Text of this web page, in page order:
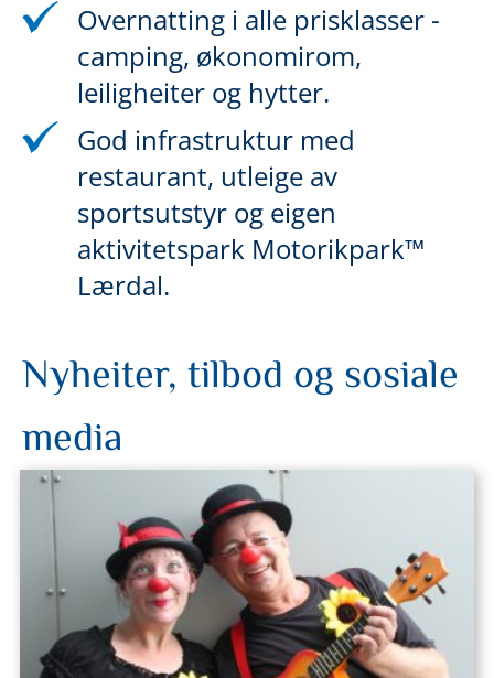
Overnatting i alle prisklasser -
camping, økonomirom,
leiligheiter og hytter.
God infrastruktur med
restaurant, utleige av
sportsutstyr og eigen
aktivitetspark Motorikpark™
Lærdal.
Nyheiter, tilbod og sosiale
media